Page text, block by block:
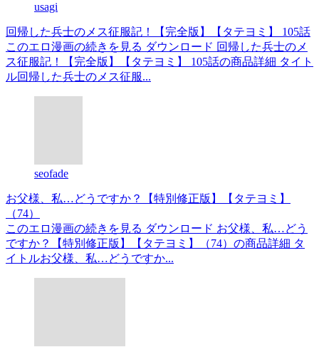
usagi
回帰した兵士のメス征服記！【完全版】【タテヨミ】 105話
このエロ漫画の続きを見る ダウンロード 回帰した兵士のメ
ス征服記！【完全版】【タテヨミ】 105話の商品詳細 タイト
ル回帰した兵士のメス征服...
seofade
お父様、私…どうですか？【特別修正版】【タテヨミ】
（74）
このエロ漫画の続きを見る ダウンロード お父様、私…どう
ですか？【特別修正版】【タテヨミ】（74）の商品詳細 タ
イトルお父様、私…どうですか...